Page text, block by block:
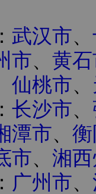
武汉市、
市、 黄
仙桃市、
长沙市、
潭市、
市、 湘
广州市、